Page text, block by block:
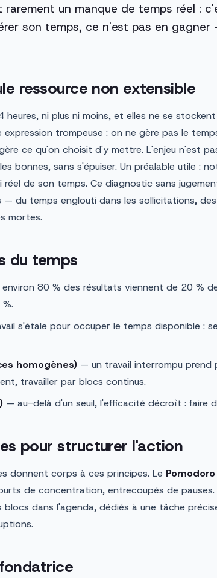
rarement un manque de temps réel :
son temps, ce n'est pas en
ressource non extensible
heures, ni plus ni moins, et elles ne se
trompeuse : on ne gère pas le
ce qu'on choisit d'y mettre. L'enjeu n'est
bonnes, sans s'épuiser. Un préalable utile :
réel de son temps. Ce diagnostic sans
— du temps englouti dans les sollicitations,
mortes.
du temps
80 % des résultats viennent de 20 %
s'étale pour occuper le temps disponible :
homogènes) — un travail interrompu prend
travailler par blocs continus.
— au-delà d'un seuil, l'efficacité décroît : faire
pour structurer l'action
donnent corps à ces principes. Le Pomodoro
de concentration, entrecoupés de pauses.
blocs dans l'agenda, dédiés à une tâche